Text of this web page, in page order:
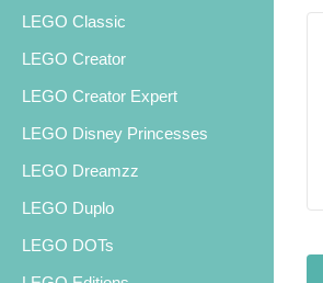
LEGO Classic
LEGO Creator
LEGO Creator Expert
LEGO Disney Princesses
LEGO Dreamzz
LEGO Duplo
LEGO DOTs